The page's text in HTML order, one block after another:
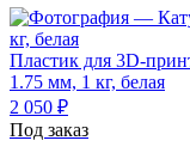
Пластик для 3D-
1.75 мм, 1 кг, белая
2 050 ₽
Под заказ